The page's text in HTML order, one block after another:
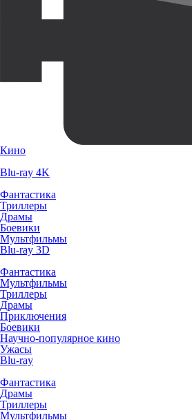
Кино
Blu-ray 4K
Фантастика
Триллеры
Драмы
Боевики
Мультфильмы
Blu-ray 3D
Фантастика
Мультфильмы
Триллеры
Драмы
Приключения
Боевики
Научно-популярное кино
Ужасы
Blu-ray
Фантастика
Драмы
Триллеры
Мультфильмы